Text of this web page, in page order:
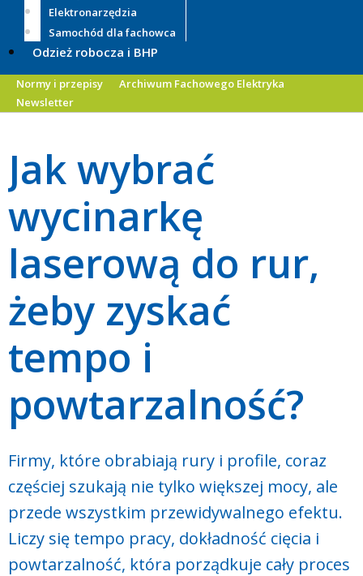
Elektronarzędzia
Samochód dla fachowca
Odzież robocza i BHP
Normy i przepisy
Archiwum Fachowego Elektryka
Newsletter
Jak wybrać
wycinarkę
laserową do rur,
żeby zyskać
tempo i
powtarzalność?
Firmy, które obrabiają rury i profile, coraz
częściej szukają nie tylko większej mocy, ale
przede wszystkim przewidywalnego efektu.
Liczy się tempo pracy, dokładność cięcia i
powtarzalność, która porządkuje cały proces